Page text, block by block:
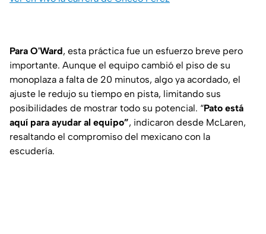
Para O'Ward, esta práctica fue un esfuerzo breve pero
importante. Aunque el equipo cambió el piso de su
monoplaza a falta de 20 minutos, algo ya acordado, el
ajuste le redujo su tiempo en pista, limitando sus
posibilidades de mostrar todo su potencial. “Pato está
aquí para ayudar al equipo”, indicaron desde McLaren,
resaltando el compromiso del mexicano con la
escudería.